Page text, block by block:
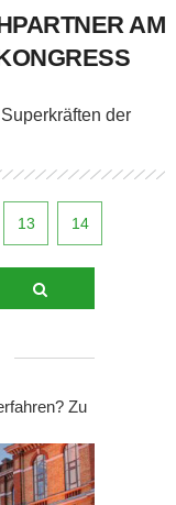
AM
der
13 14
Zu